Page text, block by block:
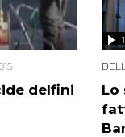
delfini
Lo